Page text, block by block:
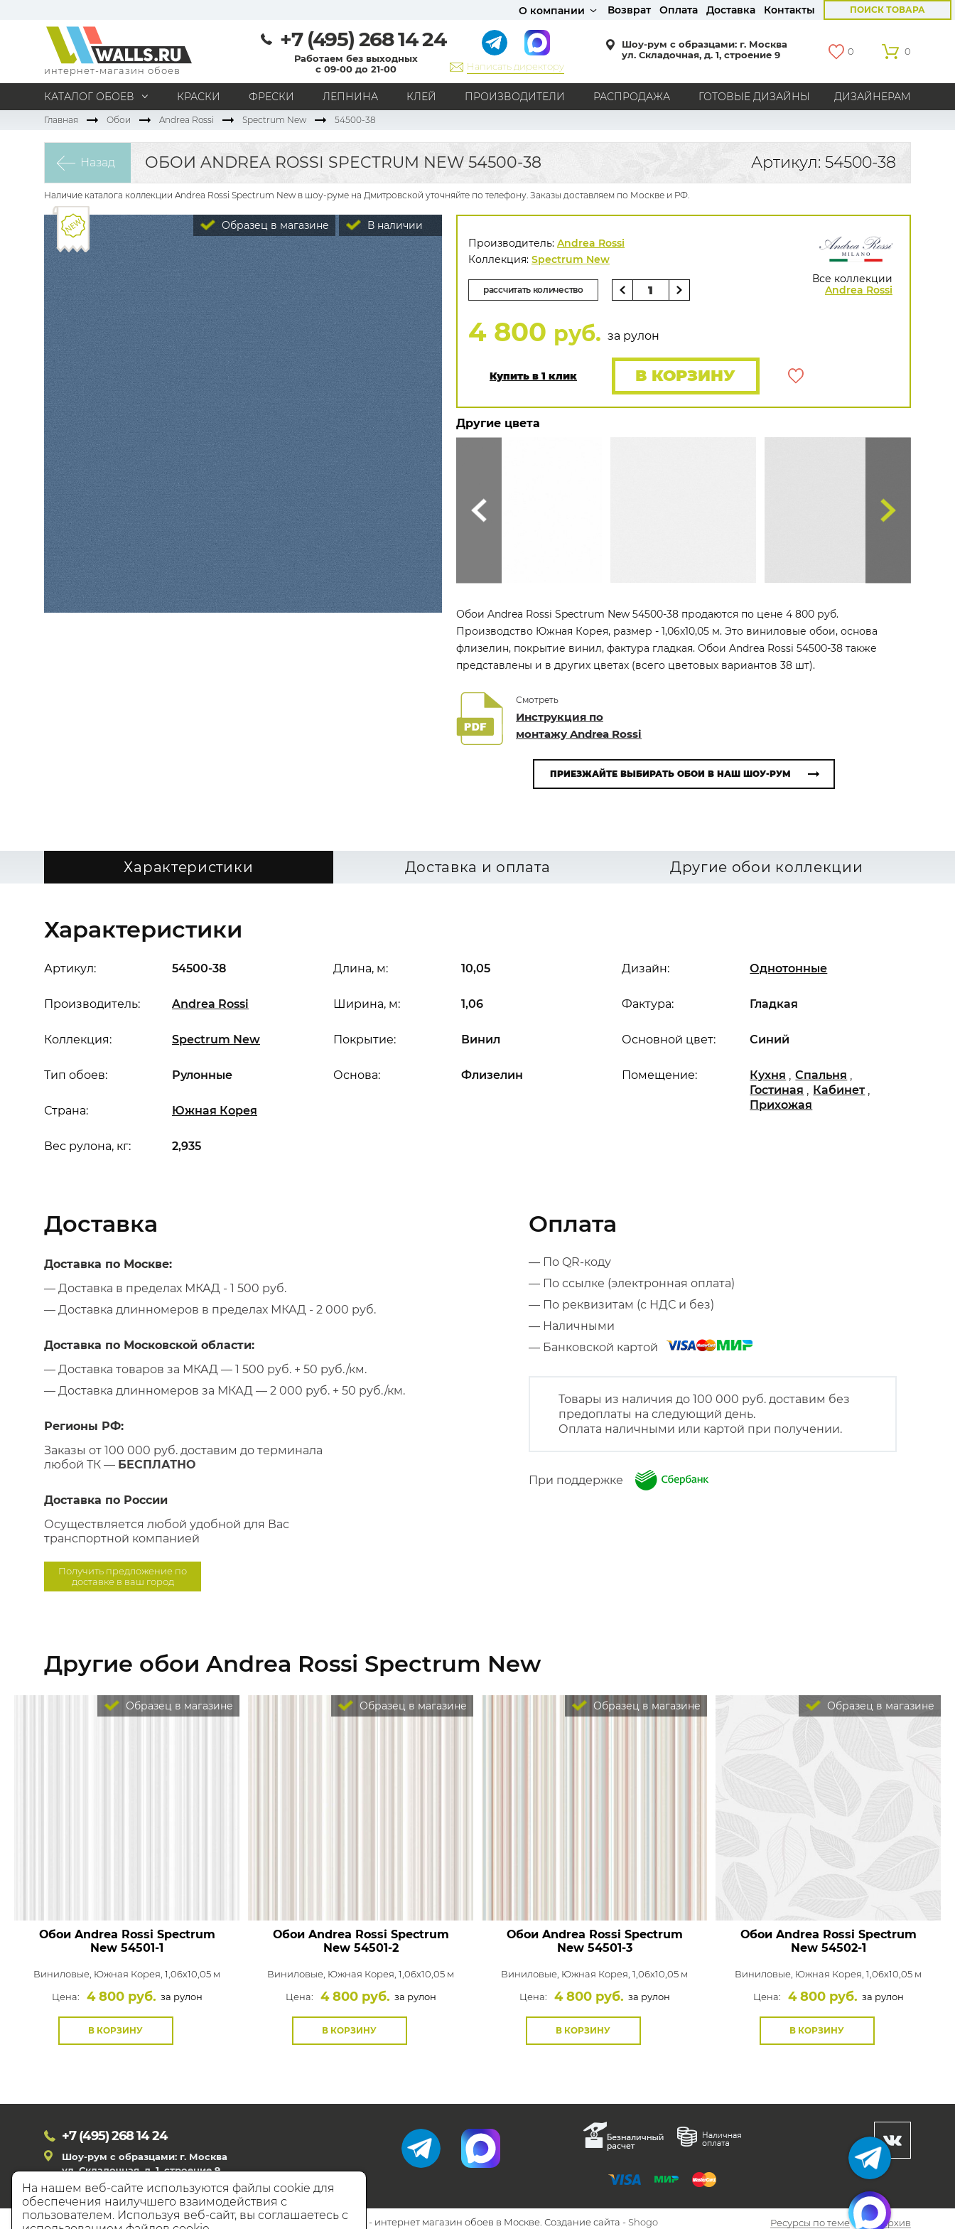
О компании Возврат Оплата Доставка Контакты ПОИСК ТОВАРА
интернет-магазин обоев
+7 (495) 268 14 24
Работаем без выходных
с 09-00 до 21-00
Написать директору
Шоу-рум с образцами: г. Москва
ул. Складочная, д. 1, строение 9
0 0
КАТАЛОГ ОБОЕВ КРАСКИ ФРЕСКИ ЛЕПНИНА КЛЕЙ ПРОИЗВОДИТЕЛИ РАСПРОДАЖА ГОТОВЫЕ ДИЗАЙНЫ ДИЗАЙНЕРАМ
МАТЕРИАЛ
Под покраску
Натуральные
Флизелиновые
Виниловые
Бумажные
Текстильные
СТИЛЬ
Кантри
Модерн Прованс Хай-тек
Лофт
Классика
Английский стиль
Америка
Англия Бельгия
Германия
Голландия
Россия Все страны
ПОМЕЩЕНИЕ
Кабинет
Коридор Офис
Гостиная
Спальня
Детская Кухня
Прихожая
Все типы помещений
РИСУНОК
Граффити
Карта мира
Под кирпич
С вензелями
С надписями
Однотонные
Геометрический рисунок
Цветы
Дамаск
Все рисунки
БРЕНДЫ
Bernardo Bartalucci
Zambaiti
AS Creation
Hygge Roll
Grandeco
ПОКАЗАТЬ ВСЕ ОБОИ
Главная Обои Andrea Rossi Spectrum New 54500-38
Назад ОБОИ ANDREA ROSSI SPECTRUM NEW 54500-38 Артикул: 54500-38
Наличие каталога коллекции Andrea Rossi Spectrum New в шоу-руме на Дмитровской уточняйте по телефону. Заказы доставляем по Москве и РФ.
В наличии
Образец в магазине
Все коллекции
Andrea Rossi
Производитель: Andrea Rossi
Коллекция: Spectrum New
рассчитать количество
4 800 руб. за рулон
Купить в 1 клик В КОРЗИНУ
Другие цвета
Обои Andrea Rossi Spectrum New 54500-38 продаются по цене 4 800 руб.
Производство Южная Корея, размер - 1,06x10,05 м. Это виниловые обои, основа
флизелин, покрытие винил, фактура гладкая. Обои Andrea Rossi 54500-38 также
представлены и в других цветах (всего цветовых вариантов 38 шт).
Смотреть
Инструкция по
монтажу Andrea Rossi
ПРИЕЗЖАЙТЕ ВЫБИРАТЬ ОБОИ В НАШ ШОУ-РУМ
Характеристики Доставка и оплата Другие обои коллекции
Характеристики
Артикул: 54500-38
Производитель: Andrea Rossi
Коллекция: Spectrum New
Длина, м: 10,05
Ширина, м: 1,06
Вес рулона, кг: 2,935
Основной цвет: Синий
Дизайн: Однотонные
Основа: Флизелин
Покрытие: Винил
Помещение: Кухня ,Спальня ,
Гостиная , Кабинет ,
Прихожая
Страна: Южная Корея
Тип обоев: Рулонные
Фактура: Гладкая
Доставка
Доставка по Москве:
— Доставка в пределах МКАД - 1 500 руб.
— Доставка длинномеров в пределах МКАД - 2 000 руб.
Доставка по Московской области:
— Доставка товаров за МКАД — 1 500 руб. + 50 руб./км.
— Доставка длинномеров за МКАД — 2 000 руб. + 50 руб./км.
Регионы РФ:
Заказы от 100 000 руб. доставим до терминала
любой ТК — БЕСПЛАТНО
Доставка по России
Осуществляется любой удобной для Вас
транспортной компанией
Получить предложение по
доставке в ваш город
Оплата
— По QR-коду
— По ссылке (электронная оплата)
— По реквизитам (с НДС и без)
— Наличными
— Банковской картой
Товары из наличия до 100 000 руб. доставим без
предоплаты на следующий день.
Оплата наличными или картой при получении.
При поддержке
Другие обои Andrea Rossi Spectrum New
Образец в магазине
Обои Andrea Rossi Spectrum
New 54501-1
Виниловые, Южная Корея, 1,06x10,05 м
Цена:
4 800 руб. за рулон
В КОРЗИНУ
Образец в магазине
Обои Andrea Rossi Spectrum
New54501-2
Виниловые, Южная Корея, 1,06x10,05 м
Цена:
4 800 руб. за рулон
В КОРЗИНУ
Образец в магазине
Обои Andrea Rossi Spectrum
New54501-3
Виниловые, Южная Корея, 1,06x10,05 м
Цена:
4 800 руб. за рулон
В КОРЗИНУ
Образец в магазине
Обои Andrea Rossi Spectrum
New54502-1
Виниловые, Южная Корея, 1,06x10,05 м
Цена:
4 800 руб. за рулон
В КОРЗИНУ
+7 (495)268 14 24
Шоу-рум с образцами: г. Москва
ул. Складочная, д. 1, строение 9
© 2026 Walls.ru - интернет магазин обоев в Москве. Создание сайта - Shogo Ресурсы по теме Архив
На нашем веб-сайте используются файлы cookie для
обеспечения наилучшего взаимодействия с
пользователем. Используя веб-сайт, вы соглашаетесь с